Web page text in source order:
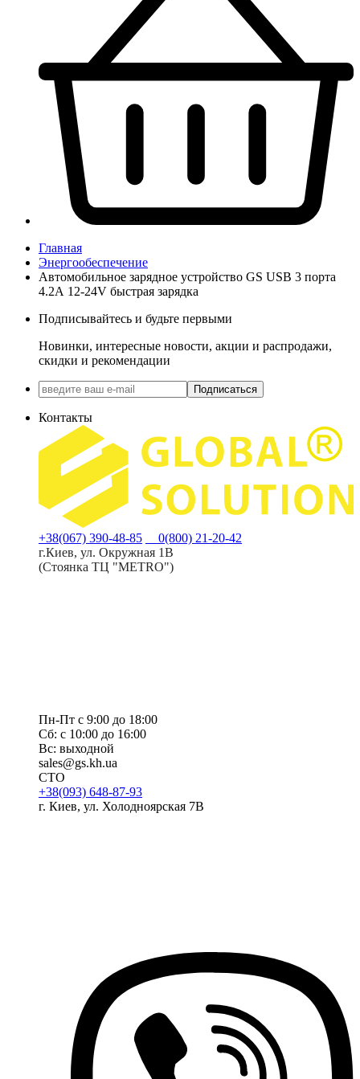
Главная
Энергообеспечение
Автомобильное зарядное устройство GS USB 3 порта
4.2А 12-24V быстрая зарядка
Подписывайтесь и будьте первыми
Новинки, интересные новости, акции и распродажи,
скидки и рекомендации
Подписаться
Контакты
+38(067) 390-48-85
0(800) 21-20-42
г.Киев, ул. Окружная 1В
(Стоянка ТЦ "METRO")
Пн-Пт с 9:00 до 18:00
Сб: с 10:00 до 16:00
Вс: выходной
sales@gs.kh.ua
СТО
+38(093) 648-87-93
г. Киев, ул. Холодноярская 7В